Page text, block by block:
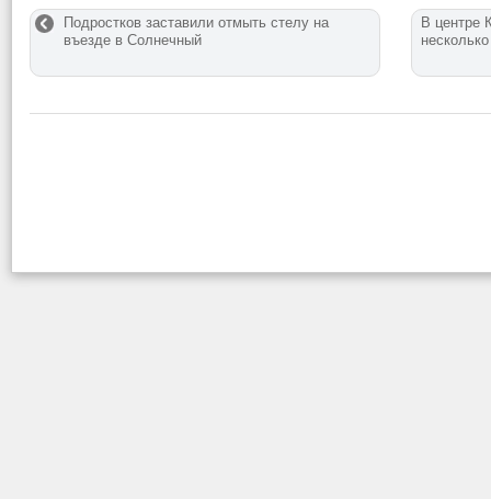
Подростков заставили отмыть стелу на
въезде в Солнечный
В центре